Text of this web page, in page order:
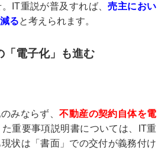
IT重説が普及すれば、売主におい
ると考えられます。
「電子化」も進む
みならず、不動産の契約自体を電
た重要事項説明書については、IT重
状は「書面」での交付が義務付け